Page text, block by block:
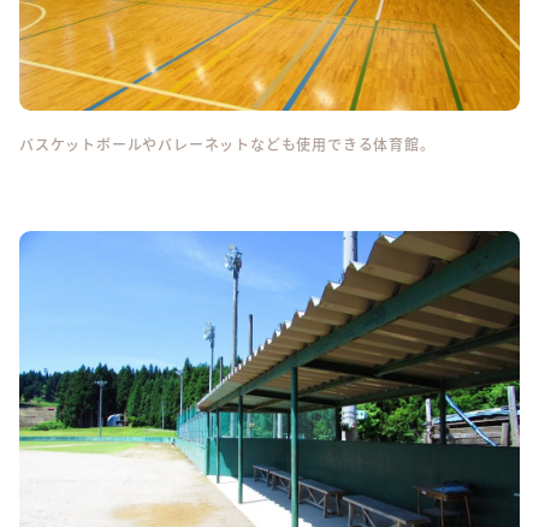
バスケットボールやバレーネットなども使用できる体育館。